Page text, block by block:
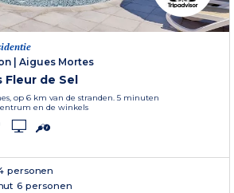
| Aigues Mortes
Fleur de Sel
op 6 km van de stranden. 5 minuten
en de winkels
personen
6 personen